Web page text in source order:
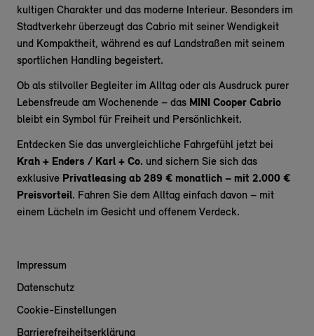
kultigen Charakter und das moderne Interieur. Besonders im
Stadtverkehr überzeugt das Cabrio mit seiner Wendigkeit
und Kompaktheit, während es auf Landstraßen mit seinem
sportlichen Handling begeistert.
Ob als stilvoller Begleiter im Alltag oder als Ausdruck purer
Lebensfreude am Wochenende – das MINI Cooper Cabrio
bleibt ein Symbol für Freiheit und Persönlichkeit.
Entdecken Sie das unvergleichliche Fahrgefühl jetzt bei
Krah + Enders / Karl + Co. und sichern Sie sich das
exklusive Privatleasing ab 289 € monatlich – mit 2.000 €
Preisvorteil. Fahren Sie dem Alltag einfach davon – mit
einem Lächeln im Gesicht und offenem Verdeck.
Impressum
Datenschutz
Cookie-Einstellungen
Barrierefreiheitserklärung